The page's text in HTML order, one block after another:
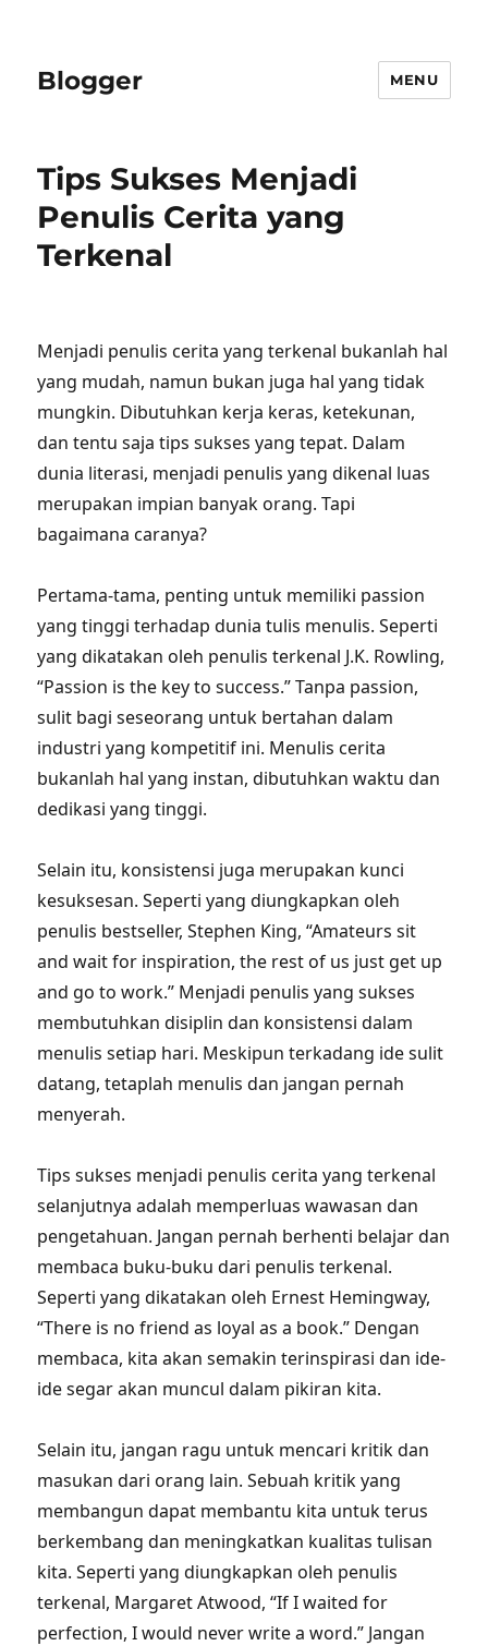
Blogger MENU
Tips Sukses Menjadi
Penulis Cerita yang
Terkenal
Menjadi penulis cerita yang terkenal bukanlah hal
yang mudah, namun bukan juga hal yang tidak
mungkin. Dibutuhkan kerja keras, ketekunan,
dan tentu saja tips sukses yang tepat. Dalam
dunia literasi, menjadi penulis yang dikenal luas
merupakan impian banyak orang. Tapi
bagaimana caranya?
Pertama-tama, penting untuk memiliki passion
yang tinggi terhadap dunia tulis menulis. Seperti
yang dikatakan oleh penulis terkenal J.K. Rowling,
“Passion is the key to success.” Tanpa passion,
sulit bagi seseorang untuk bertahan dalam
industri yang kompetitif ini. Menulis cerita
bukanlah hal yang instan, dibutuhkan waktu dan
dedikasi yang tinggi.
Selain itu, konsistensi juga merupakan kunci
kesuksesan. Seperti yang diungkapkan oleh
penulis bestseller, Stephen King, “Amateurs sit
and wait for inspiration, the rest of us just get up
and go to work.” Menjadi penulis yang sukses
membutuhkan disiplin dan konsistensi dalam
menulis setiap hari. Meskipun terkadang ide sulit
datang, tetaplah menulis dan jangan pernah
menyerah.
Tips sukses menjadi penulis cerita yang terkenal
selanjutnya adalah memperluas wawasan dan
pengetahuan. Jangan pernah berhenti belajar dan
membaca buku-buku dari penulis terkenal.
Seperti yang dikatakan oleh Ernest Hemingway,
“There is no friend as loyal as a book.” Dengan
membaca, kita akan semakin terinspirasi dan ide-
ide segar akan muncul dalam pikiran kita.
Selain itu, jangan ragu untuk mencari kritik dan
masukan dari orang lain. Sebuah kritik yang
membangun dapat membantu kita untuk terus
berkembang dan meningkatkan kualitas tulisan
kita. Seperti yang diungkapkan oleh penulis
terkenal, Margaret Atwood, “If I waited for
perfection, I would never write a word.” Jangan